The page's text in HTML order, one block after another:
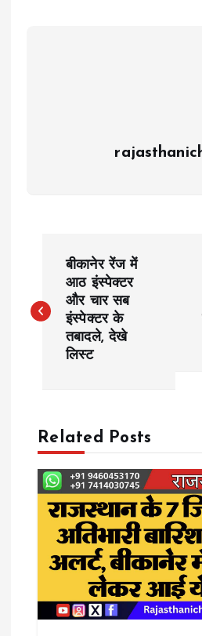
s
a
v
a
बीकानेर रेंज में
आठ इंस्पेक्टर
और चार सब
इंस्पेक्टर के
तबादले, देखे
लिस्ट
Related Posts